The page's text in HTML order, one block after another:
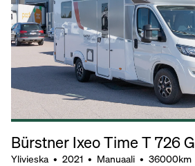
Bürstner Ixeo Time T 726 G
Ylivieska • 2021 • Manuaali • 36000km